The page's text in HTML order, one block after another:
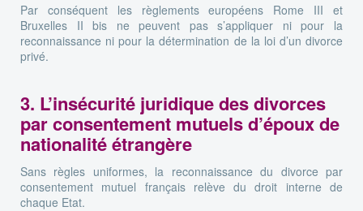
Par conséquent les règlements européens Rome III et
Bruxelles II bis ne peuvent pas s’appliquer ni pour la
reconnaissance ni pour la détermination de la loi d’un divorce
privé.
3. L’insécurité juridique des divorces
par consentement mutuels d’époux de
nationalité étrangère
Sans règles uniformes, la reconnaissance du divorce par
consentement mutuel français relève du droit interne de
chaque Etat.